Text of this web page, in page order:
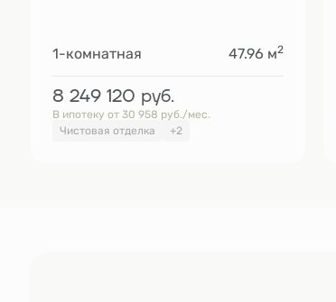
1-комнатная 47.96 м2
8 249 120 руб.
В ипотеку от 30 958 руб./мес.
Чистовая отделка
+2